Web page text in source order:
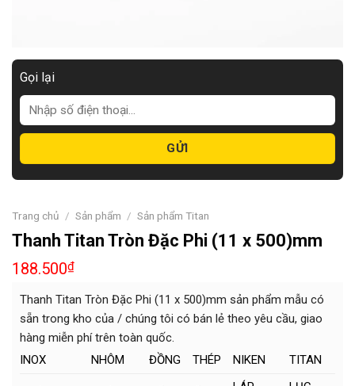
Gọi lại
Trang chủ / Sản phẩm / Sản phẩm Titan
Thanh Titan Tròn Đặc Phi (11 x 500)mm
188.500₫
Thanh Titan Tròn Đặc Phi (11 x 500)mm sản phẩm mẫu có
sẵn trong kho của / chúng tôi có bán lẻ theo yêu cầu, giao
hàng miễn phí trên toàn quốc.
INOX
NHÔM ĐỒNG THÉP NIKEN TITAN